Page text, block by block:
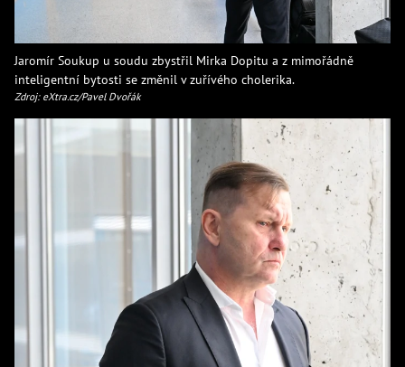
Jaromír Soukup u soudu zbystřil Mirka Dopitu a z mimořádně
inteligentní bytosti se změnil v zuřívého cholerika.
Zdroj: eXtra.cz/Pavel Dvořák